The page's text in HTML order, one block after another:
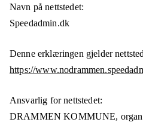
Navn på nettstedet:
Speedadmin.dk
Denne erklæringen gjelder
https://
Ansvarlig for nettstedet:
DRAMMEN KOMMUNE,